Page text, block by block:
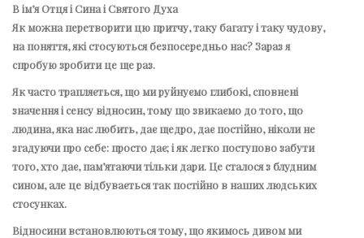
В ім’я Отця і Сина і Святого Духа
Як можна перетворити цю притчу, таку багату і таку чудову,
на поняття, які стосуються безпосередньо нас? Зараз я
спробую зробити це ще раз.
Як часто трапляється, що ми руйнуємо глибокі, сповнені
значення і сенсу відносин, тому що звикаємо до того, що
людина, яка нас любить, дає щедро, дає постійно, ніколи не
згадуючи про себе: просто дає; і як легко поступово забути
того, хто дає, пам’ятаючи тільки дари. Це сталося з блудним
сином, але це відбувається так постійно в наших людських
стосунках.
Відносини встановлюються тому, що якимось дивом ми